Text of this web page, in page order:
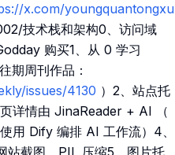
x.com/youngquantongxu
技术栈和架构0、访问域
购买1、从 0 学习
期周刊作品：
issues/4130 ）2、站点托
详情由 JinaReader + AI （
用 Dify 编排 AI 工作流）4、
截图，PIL 压缩5、图片托